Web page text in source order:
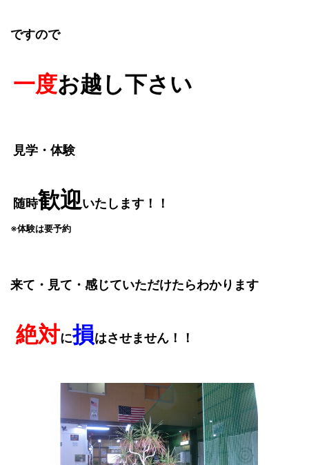
ですので
一度お越し下さい
見学・体験
随時歓迎いたします！！
※体験は要予約
来て・見て・感じていただけたらわかります
絶対に損はさせません！！